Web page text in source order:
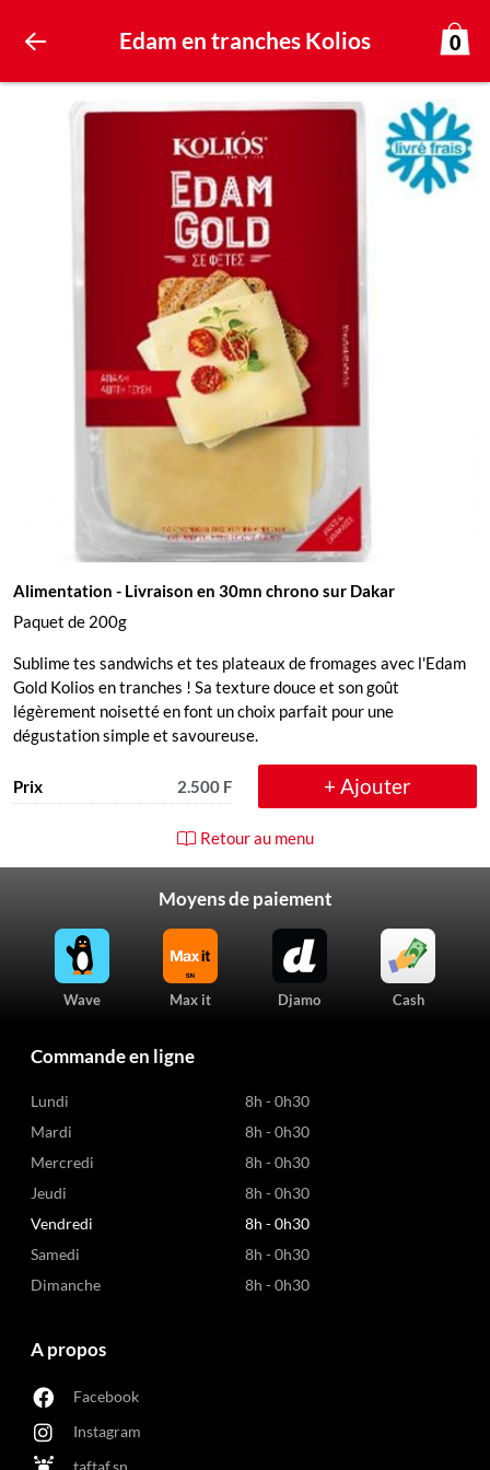
Edam en tranches Kolios 0
Alimentation - Livraison en 30mn chrono sur Dakar
Paquet de 200g
Sublime tes sandwichs et tes plateaux de fromages avec l'Edam
Gold Kolios en tranches ! Sa texture douce et son goût
légèrement noisetté en font un choix parfait pour une
dégustation simple et savoureuse.
Prix 2.500 F + Ajouter
Retour au menu
Moyens de paiement
Wave Max it Djamo Cash
Commande en ligne
Lundi
8h - 0h30
Mardi
8h - 0h30
Mercredi
8h - 0h30
Jeudi
8h - 0h30
Vendredi
8h - 0h30
Samedi
8h - 0h30
Dimanche
8h - 0h30
A propos
Facebook
Instagram
taftaf.sn